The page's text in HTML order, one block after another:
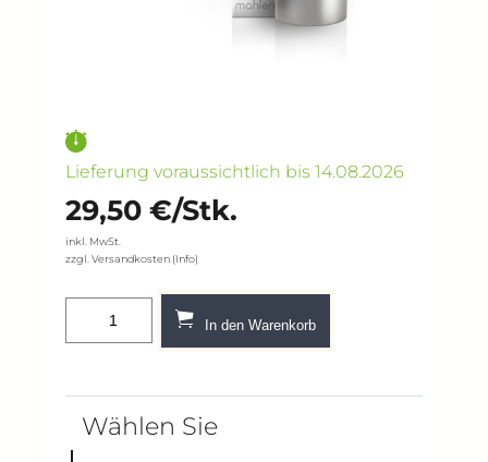
Lieferung voraussichtlich bis 14.08.2026
29,50 €/Stk.
inkl. MwSt.
zzgl. Versandkosten (Info)
In den Warenkorb
Wählen Sie